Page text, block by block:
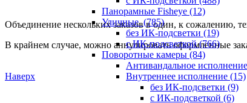
Панорамные Fisheye (12)
Уличные(785)
без ИК-подсветки (19)
с ИК-подсветкой(766)
Поворотные камеры (84)
Антивандальное исполнение
Внутреннее исполнение (15)
без ИК-подсветки (9)
с ИК-подсветкой (6)
Объединение нескольких заказов в один, к сожалению,
В крайнем случае, можно аннулировать оформленные
Наверх